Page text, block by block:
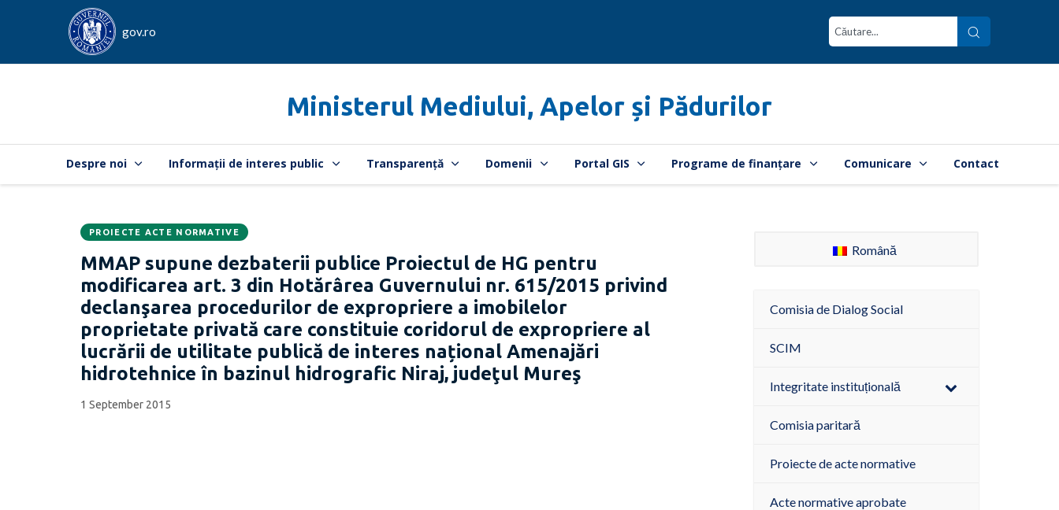
gov.ro
Ministerul Mediului, Apelor și Pădurilor
Despre noi Informații de interes public Transparență Domenii Portal GIS Programe de finanțare Comunicare Contact
CATEGORIA:
PROIECTE ACTE NORMATIVE
MMAP supune dezbaterii publice Proiectul de HG pentru
modificarea art. 3 din Hotărârea Guvernului nr. 615/2015 privind
declanşarea procedurilor de expropriere a imobilelor
proprietate privată care constituie coridorul de expropriere al
lucrării de utilitate publică de interes național Amenajări
hidrotehnice în bazinul hidrografic Niraj, judeţul Mureş
Data
publicării:
1 September 2015
Română
Comisia de Dialog Social
SCIM
Integritate instituțională
Comisia paritară
Proiecte de acte normative
Acte normative aprobate